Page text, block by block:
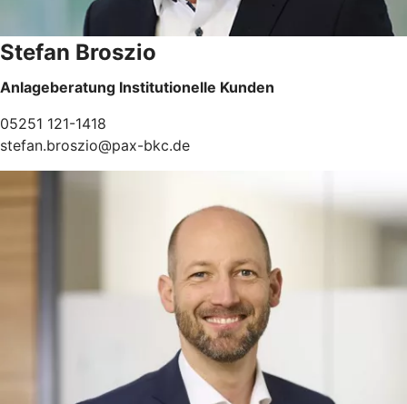
Stefan Broszio
Anlageberatung Institutionelle Kunden
05251 121-1418
stefan.broszio@pax-bkc.de